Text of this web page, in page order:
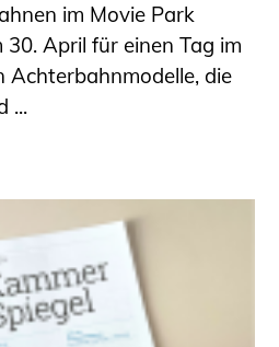
im Movie Park
April für einen Tag im
Achterbahnmodelle, die
...